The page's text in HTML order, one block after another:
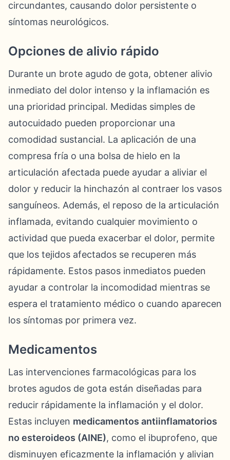
circundantes, causando dolor persistente o
síntomas neurológicos.
Opciones de alivio rápido
Durante un brote agudo de gota, obtener alivio
inmediato del dolor intenso y la inflamación es
una prioridad principal. Medidas simples de
autocuidado pueden proporcionar una
comodidad sustancial. La aplicación de una
compresa fría o una bolsa de hielo en la
articulación afectada puede ayudar a aliviar el
dolor y reducir la hinchazón al contraer los vasos
sanguíneos. Además, el reposo de la articulación
inflamada, evitando cualquier movimiento o
actividad que pueda exacerbar el dolor, permite
que los tejidos afectados se recuperen más
rápidamente. Estos pasos inmediatos pueden
ayudar a controlar la incomodidad mientras se
espera el tratamiento médico o cuando aparecen
los síntomas por primera vez.
Medicamentos
Las intervenciones farmacológicas para los
brotes agudos de gota están diseñadas para
reducir rápidamente la inflamación y el dolor.
Estas incluyen medicamentos antiinflamatorios
no esteroideos (AINE), como el ibuprofeno, que
disminuyen eficazmente la inflamación y alivian